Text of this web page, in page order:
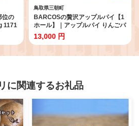
位の
1171
焼き
気
鳥取県三朝町
BARCOSの贅沢アップルパイ【1
ホール】｜アップルパイ りんごパ
イ リンゴ スイーツ デザート
贅沢 手作り 洋菓子 お取り寄せ ク
ルーツパイ 林檎 あっぷるぱい
13,000 円
に関連するお礼品